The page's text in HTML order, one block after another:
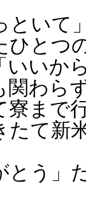
といて
ひとつ
いいか
関わら
寮まで
たて新
とう」